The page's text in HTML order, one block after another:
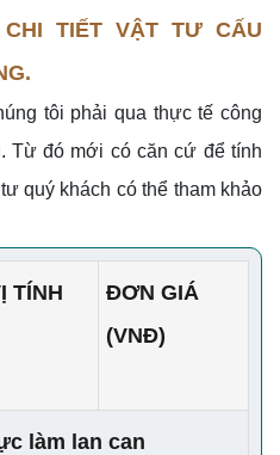
TIẾT VẬT TƯ CẤU
tôi phải qua thực tế công
Từ đó mới có căn cứ để tính
quý khách có thể tham khảo
TÍNH
ĐƠN GIÁ
(VNĐ)
làm lan can